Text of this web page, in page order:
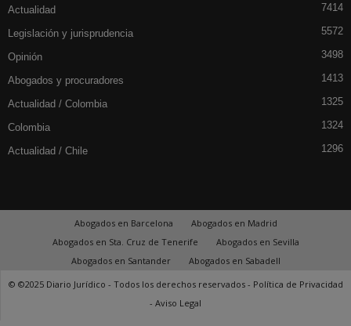
Actualidad 7414
Legislación y jurisprudencia 5572
Opinión 3498
Abogados y procuradores 1413
Actualidad / Colombia 1325
Colombia 1324
Actualidad / Chile 1296
Abogados en Barcelona
Abogados en Madrid
Abogados en Sta. Cruz de Tenerife
Abogados en Sevilla
Abogados en Santander
Abogados en Sabadell
© ©2025 Diario Jurídico - Todos los derechos reservados - Política de Privacidad
- Aviso Legal